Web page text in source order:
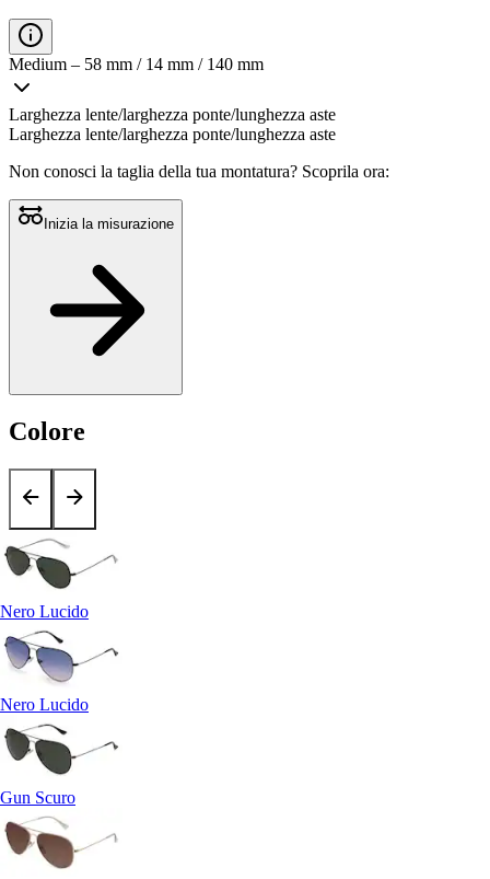
0.0
su
5.
Leggi
0
recensioni
Stesso
link
alla
pagina.
Medium – 58 mm / 14 mm / 140 mm
Larghezza lente/larghezza ponte/lunghezza aste
Larghezza lente/larghezza ponte/lunghezza aste
Non conosci la taglia della tua montatura? Scoprila ora:
Inizia la misurazione
Colore
Nero Lucido
Nero Lucido
Gun Scuro